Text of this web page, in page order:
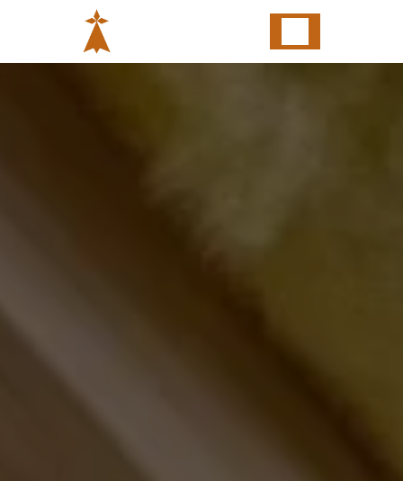
Panneau de gestion des cookies